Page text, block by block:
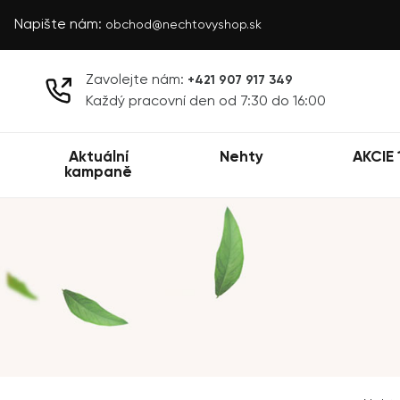
Napište nám: obchod@nechtovyshop.sk
Zavolejte nám: +421 907 917 349
Každý pracovní den od 7:30 do 16:00
Aktuální
kampaně
Nehty AKCIE